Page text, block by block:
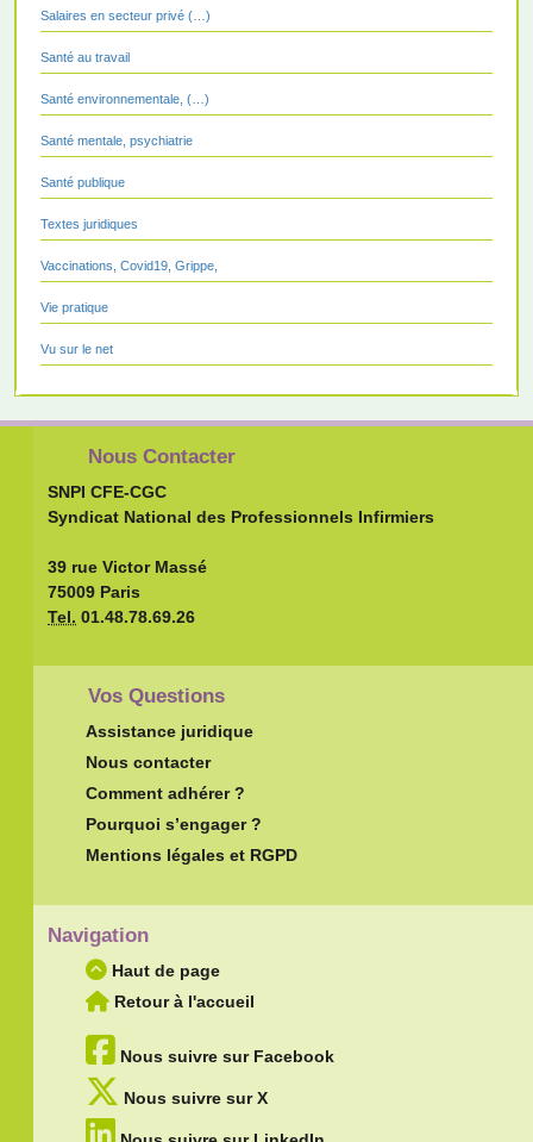
Salaires en secteur privé (…)
Santé au travail
Santé environnementale, (…)
Santé mentale, psychiatrie
Santé publique
Textes juridiques
Vaccinations, Covid19, Grippe,
Vie pratique
Vu sur le net
Nous Contacter
SNPI CFE-CGC
Syndicat National des Professionnels Infirmiers
39 rue Victor Massé
75009 Paris
Tel. 01.48.78.69.26
Vos Questions
Assistance juridique
Nous contacter
Comment adhérer ?
Pourquoi s’engager ?
Mentions légales et RGPD
Navigation
Haut de page
Retour à l'accueil
Nous suivre sur Facebook
Nous suivre sur X